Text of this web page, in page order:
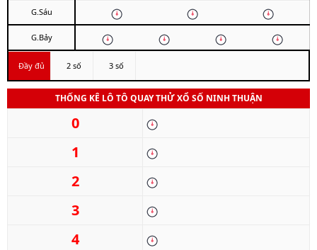
G.Sáu
G.Bảy
Đầy đủ 2 số 3 số
THỐNG KÊ LÔ TÔ QUAY THỬ XỔ SỐ NINH THUẬN
0
1
2
3
4